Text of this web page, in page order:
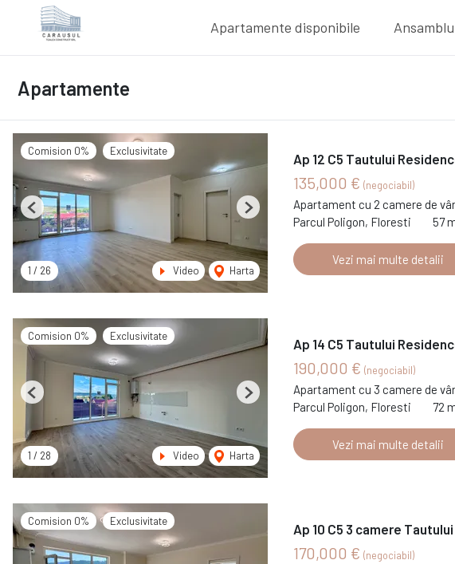
Apartamente disponibile
Apartamente
Comision 0% Exclusivitate
1 / 26 Video Harta
Previous Next
Ap 12 C5 Tautului
135,000 € (negociabil)
Apartament cu 2 camere de
Parcul Poligon, Floresti
57
Vezi mai multe detalii
Comision 0% Exclusivitate
1 / 28 Video Harta
Previous Next
Ap 14 C5 Tautului
190,000 € (negociabil)
Apartament cu 3 camere de
Parcul Poligon, Floresti
72
Vezi mai multe detalii
Comision 0% Exclusivitate
Ap 10 C5 3 camere
170,000 € (negociabil)